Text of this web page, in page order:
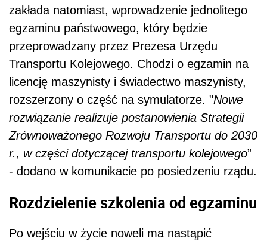
zakłada natomiast, wprowadzenie jednolitego
egzaminu państwowego, który będzie
przeprowadzany przez Prezesa Urzędu
Transportu Kolejowego. Chodzi o egzamin na
licencję maszynisty i świadectwo maszynisty,
rozszerzony o część na symulatorze. "Nowe
rozwiązanie realizuje postanowienia Strategii
Zrównoważonego Rozwoju Transportu do 2030
r., w części dotyczącej transportu kolejowego”
- dodano w komunikacie po posiedzeniu rządu.
Rozdzielenie szkolenia od egzaminu
Po wejściu w życie noweli ma nastąpić